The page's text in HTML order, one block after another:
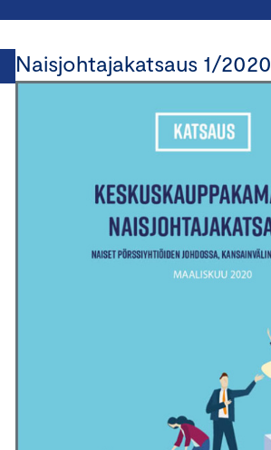
Naisjohtajakatsaus 1/2020